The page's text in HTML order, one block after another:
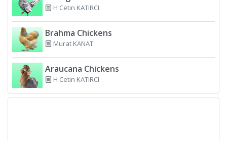
H Cetin KATIRCI
Brahma Chickens
Murat KANAT
Araucana Chickens
H Cetin KATIRCI